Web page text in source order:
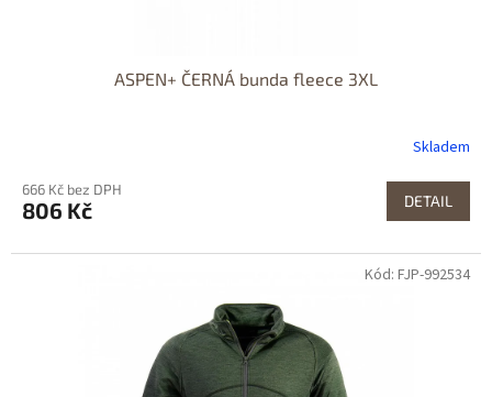
ASPEN+ ČERNÁ bunda fleece 3XL
Skladem
666 Kč bez DPH
806 Kč DETAIL
Kód: FJP-992534